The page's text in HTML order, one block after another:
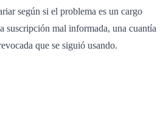
según si el problema es un cargo
suscripción mal informada, una cuantía
que se siguió usando.